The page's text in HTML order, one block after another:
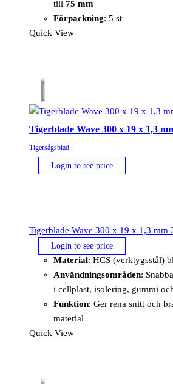
till 75 mm
Förpackning: 5 st
Quick View
Tigerblade Wave 300 x 19 x 1,3
Tigersågsblad
Login to see price
Tigerblade Wave 300 x 19 x 1,3 mm
Login to see price
Material: HCS (verktygsstål)
Användningsområden:
i cellplast, isolering, gummi
Funktion: Ger rena snitt och
material
Quick View